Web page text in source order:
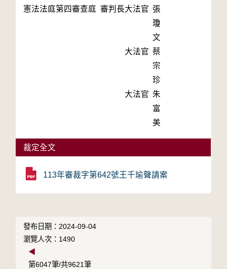
憲法法庭第四審查庭 審判長大法官 張
瓊
文
大法官 蔡
宗
珍
大法官 朱
富
美
裁定全文
113年審裁字第642號王千瑜聲請案
發布日期：2024-09-04
瀏覽人次：1490
◀
第6047筆/共9621筆